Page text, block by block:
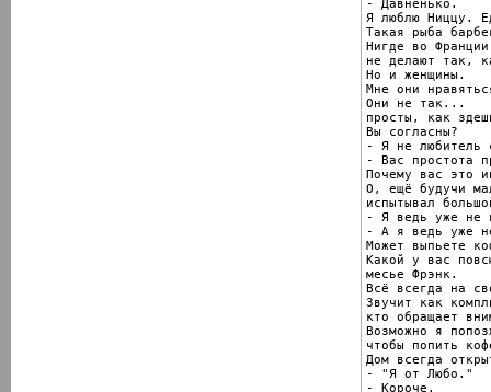
- Давненько.
Я люблю Ниццу.
Такая рыба
Нигде во
не делают так,
Но и женщины.
Мне они
Они не так...
просты, как
Вы согласны?
- Я не любитель
- Вас простота
Почему вас это
О, ещё будучи
испытывал
- Я ведь уже не
- А я ведь уже
Может выпьете
Какой у вас
месье Фрэнк.
Всё всегда на
Звучит как
кто обращает
Возможно я
чтобы попить
Дом всегда
- "Я от Любо."
- Короче.